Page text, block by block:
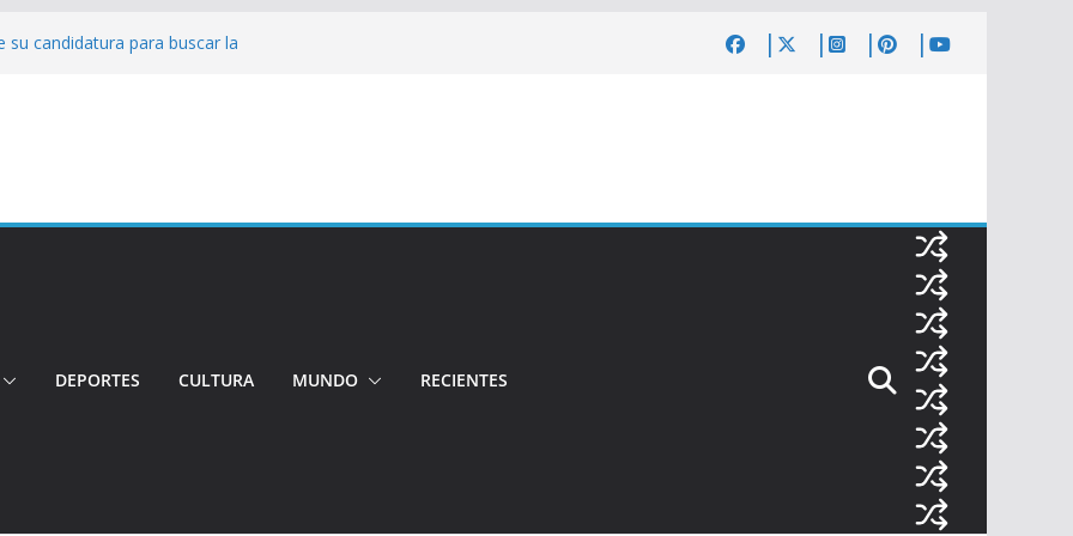
su candidatura para buscar la
Investigan crimen de un hombre en el
e incidentes marcaron la
DEPORTES CULTURA MUNDO RECIENTES